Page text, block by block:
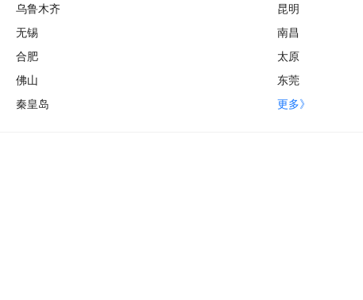
乌鲁木齐
昆明
无锡
南昌
合肥
太原
佛山
东莞
秦皇岛 更多》